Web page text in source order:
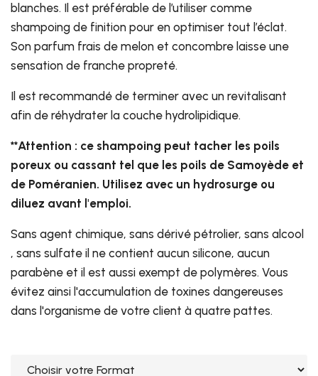
blanches. Il est préférable de l’utiliser comme
shampoing de finition pour en optimiser tout l’éclat.
Son parfum frais de melon et concombre laisse une
sensation de franche propreté.
Il est recommandé de terminer avec un revitalisant
afin de réhydrater la couche hydrolipidique.
**Attention : ce shampoing peut tacher les poils
poreux ou cassant tel que les poils de Samoyède et
de Poméranien. Utilisez avec un hydrosurge ou
diluez avant l'emploi.
Sans agent chimique, sans dérivé pétrolier, sans alcool
, sans sulfate il ne contient aucun silicone, aucun
parabène et il est aussi exempt de polymères. Vous
évitez ainsi l'accumulation de toxines dangereuses
dans l'organisme de votre client à quatre pattes.